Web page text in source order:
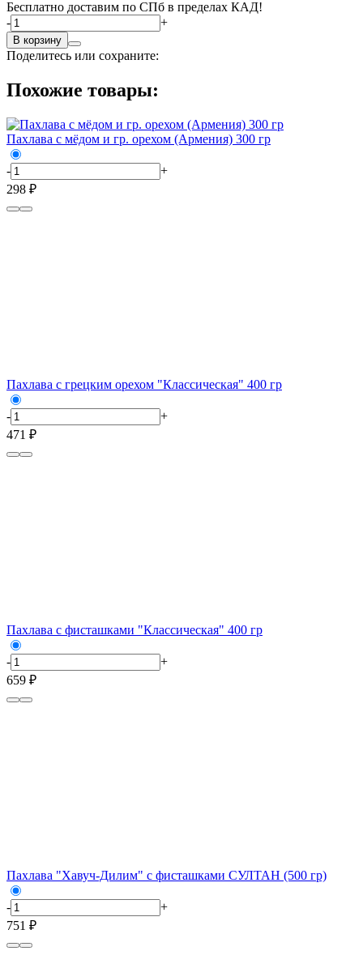
Бесплатно доставим по СПб в пределах КАД!
-
+
В корзину
Поделитесь или сохраните:
Похожие товары:
Пахлава с мёдом и гр. орехом (Армения) 300 гр
-
+
298 ₽
Пахлава с грецким орехом "Классическая" 400 гр
-
+
471 ₽
Пахлава с фисташками "Классическая" 400 гр
-
+
659 ₽
Пахлава "Хавуч-Дилим" с фисташками СУЛТАН (500 гр)
-
+
751 ₽